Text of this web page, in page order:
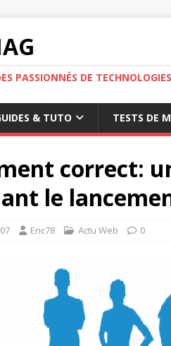
PASSIONNÉS DE TECHNOLOGIES
& TUTO TESTS DE
correct:
le
Eric78 Actu Web 0